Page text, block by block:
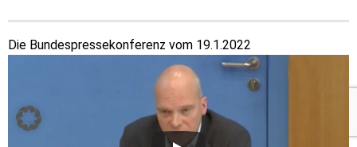
Die Bundespressekonferenz vom 19.1.2022